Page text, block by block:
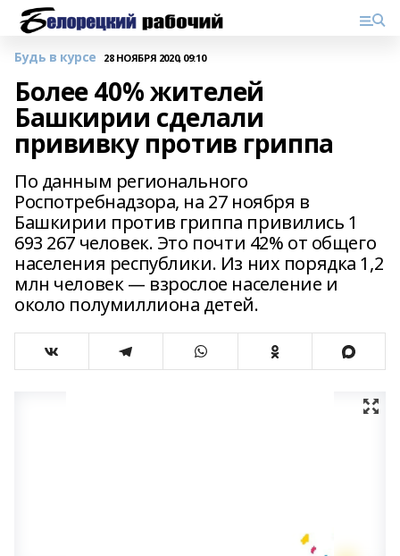
Будь в курсе 28 НОЯБРЯ 2020, 09:10
Более 40% жителей
Башкирии сделали
прививку против гриппа
По данным регионального
Роспотребнадзора, на 27 ноября в
Башкирии против гриппа привились 1
693 267 человек. Это почти 42% от общего
населения республики. Из них порядка 1,2
млн человек — взрослое население и
около полумиллиона детей.